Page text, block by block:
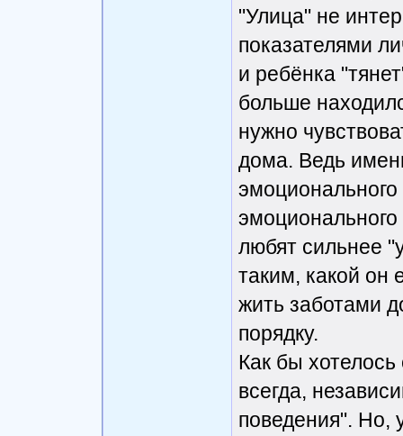
"Улица" не
показателями
и ребёнка
больше
нужно
дома. Ведь
эмоционального
любят сильнее
таким, какой он
жить заботами
порядку.
Как бы
всегда,
поведения". Но,